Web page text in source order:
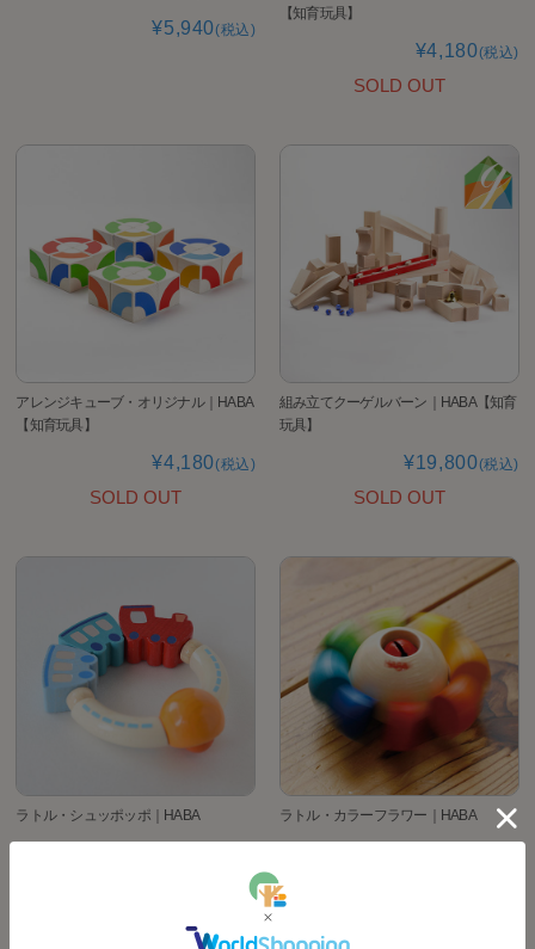
¥5,940(税込)
【知育玩具】
¥4,180(税込)
SOLD OUT
アレンジキューブ・オリジナル｜HABA
【知育玩具】
¥4,180(税込)
SOLD OUT
組み立てクーゲルバーン｜HABA【知育
玩具】
¥19,800(税込)
SOLD OUT
ラトル・シュッポッポ｜HABA ラトル・カラーフラワー｜HABA